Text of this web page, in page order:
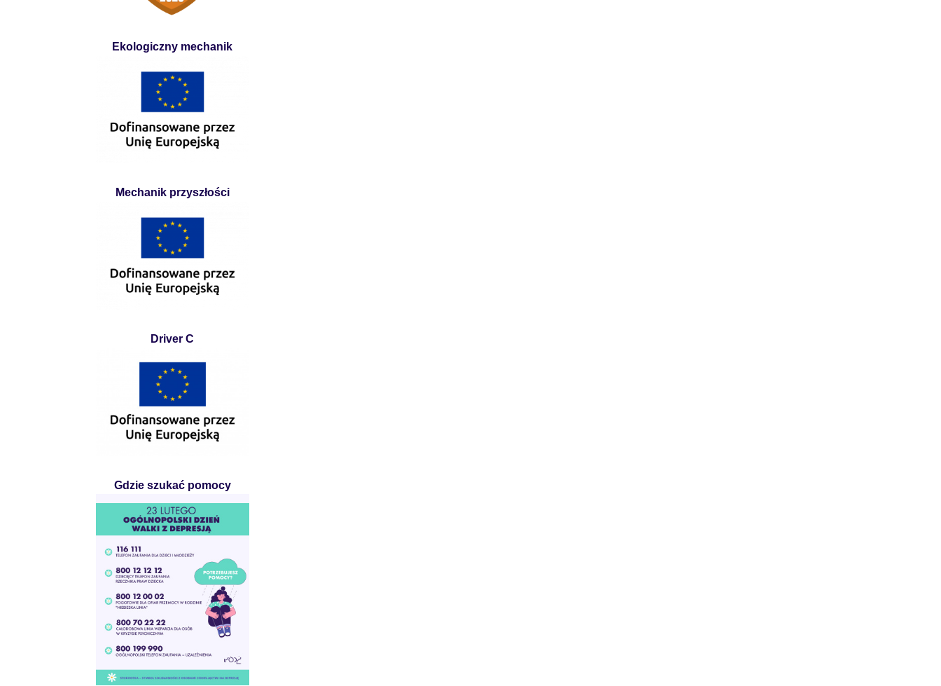
Ekologiczny mechanik
Mechanik przyszłości
Driver C
Gdzie szukać pomocy